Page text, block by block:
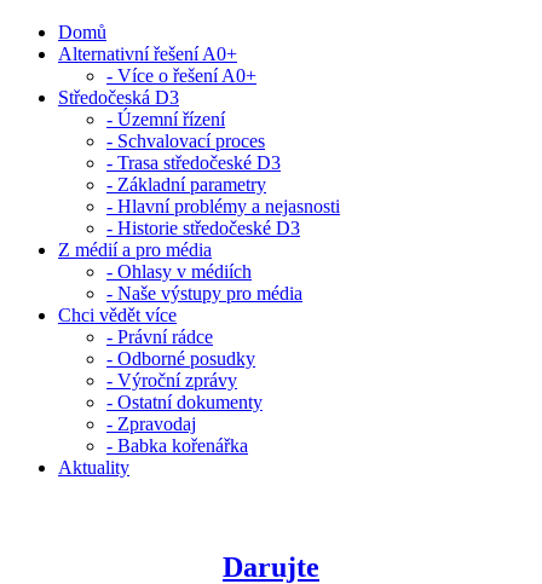
Domů
Alternativní řešení A0+
- Více o řešení A0+
Středočeská D3
- Územní řízení
- Schvalovací proces
- Trasa středočeské D3
- Základní parametry
- Hlavní problémy a nejasnosti
- Historie středočeské D3
Z médií a pro média
- Ohlasy v médiích
- Naše výstupy pro média
Chci vědět více
- Právní rádce
- Odborné posudky
- Výroční zprávy
- Ostatní dokumenty
- Zpravodaj
- Babka kořenářka
Aktuality
Darujte